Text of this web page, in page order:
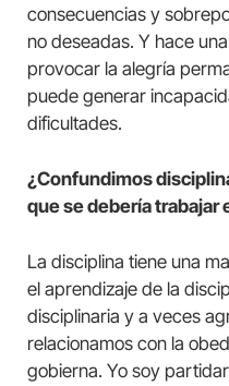
consecuencias y
no deseadas. Y hace
provocar la alegría
puede generar
dificultades.
¿Confundimos
que se debería trabajar
La disciplina tiene una
el aprendizaje de la
disciplinaria y a veces
relacionamos con la
gobierna. Yo soy